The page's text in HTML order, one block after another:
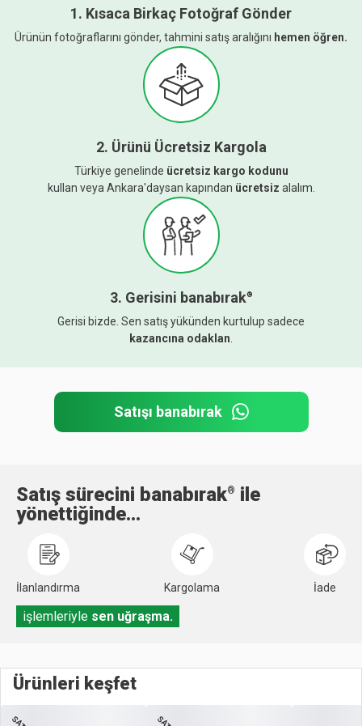
1. Kısaca Birkaç Fotoğraf Gönder
Ürünün fotoğraflarını gönder, tahmini satış aralığını hemen öğren.
2. Ürünü Ücretsiz Kargola
Türkiye genelinde ücretsiz kargo kodunu
kullan veya Ankara'daysan kapından ücretsiz alalım.
3. Gerisini banabırak®
Gerisi bizde. Sen satış yükünden kurtulup sadece
kazancına odaklan
Satışı banabırak
Satış sürecini banabırak® ile
yönettiğinde...
İlanlandırma Kargolama İade
işlemleriyle sen uğraşma.
Ürünleri keşfet